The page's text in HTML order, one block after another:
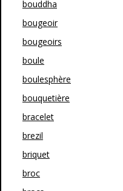
bouddha
bougeoir
bougeoirs
boule
boulesphère
bouquetière
bracelet
brezil
briquet
broc